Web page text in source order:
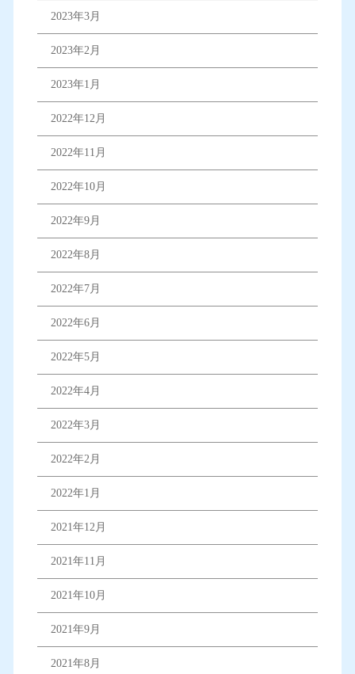
2023年3月
2023年2月
2023年1月
2022年12月
2022年11月
2022年10月
2022年9月
2022年8月
2022年7月
2022年6月
2022年5月
2022年4月
2022年3月
2022年2月
2022年1月
2021年12月
2021年11月
2021年10月
2021年9月
2021年8月